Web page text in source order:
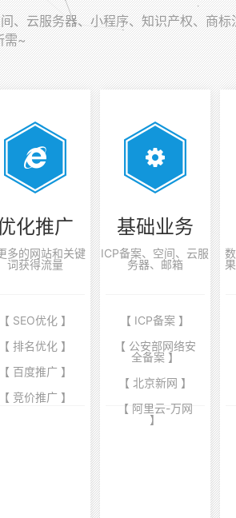
、云服务器、小程序、知识产权、商
需~
化推广
多的网站和关键
词获得流量
【 SEO优化 】
【 排名优化 】
【 百度推广 】
【 竞价推广 】
基础业务
ICP备案、空间、云服
务器、邮箱
【 ICP备案 】
【 公安部网络安
全备案 】
【 北京新网 】
【 阿里云-万网
】